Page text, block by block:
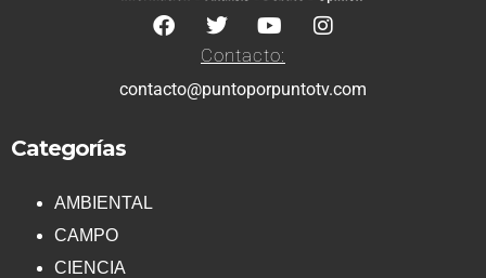
Contacto:
contacto@puntoporpuntotv.com
Categorías
AMBIENTAL
CAMPO
CIENCIA